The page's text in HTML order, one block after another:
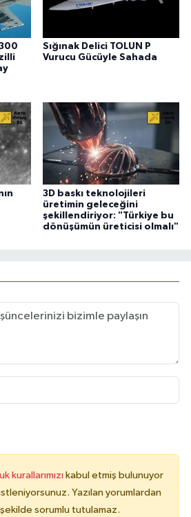
Sığınak Delici TOLUN P
Vurucu Gücüyle Sahada
3D baskı teknolojileri
üretimin geleceğini
şekillendiriyor: "Türkiye bu
dönüşümün üreticisi olmalı"
kurallarımızı kabul etmiş bulunuyor
Yazılan yorumlardan
sorumlu tutulamaz.